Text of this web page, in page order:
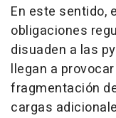
En este sentido,
obligaciones
disuaden a las
llegan a
fragmentación
cargas